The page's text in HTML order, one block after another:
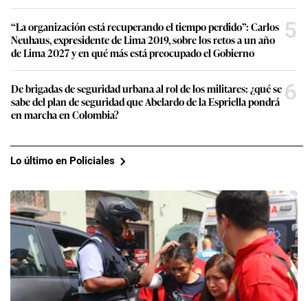
“La organización está recuperando el tiempo perdido”: Carlos
Neuhaus, expresidente de Lima 2019, sobre los retos a un año
de Lima 2027 y en qué más está preocupado el Gobierno
5
De brigadas de seguridad urbana al rol de los militares: ¿qué se
sabe del plan de seguridad que Abelardo de la Espriella pondrá
en marcha en Colombia?
6
Lo último en Policiales